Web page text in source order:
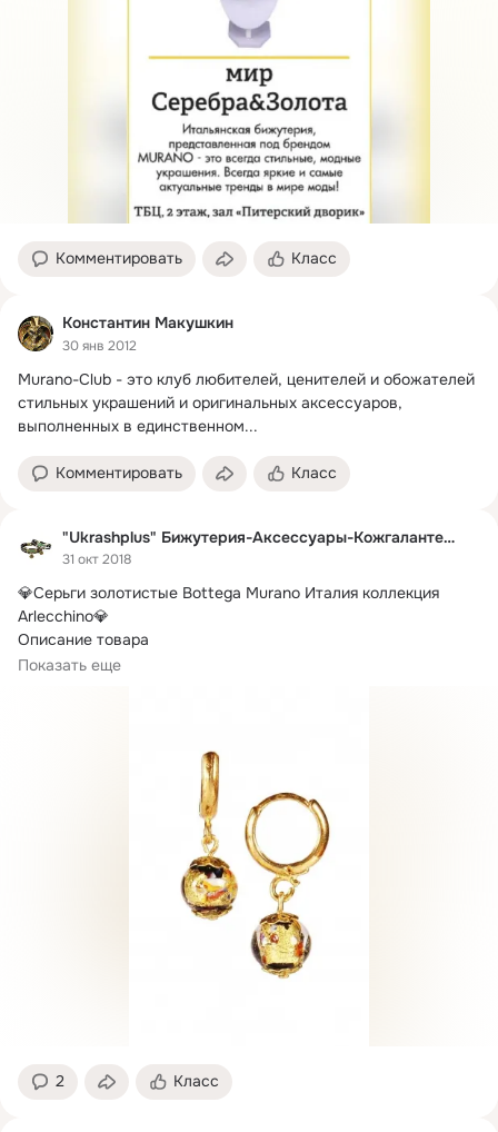
Комментировать Класс
Константин Макушкин
30 янв 2012
Murano-Club - это клуб любителей, ценителей и обожателей
стильных украшений и оригинальных аксессуаров,
выполненных в единственном...
Комментировать Класс
"Ukrashplus" Бижутерия-Аксессуары-Кожгалантерея
31 окт 2018
💎Серьги золотистые Bottega Murano Италия коллекция
Arlecchino💎
Описание товара
Серьги Bottega Murano, коллекция Arlecchino.
Показать еще
2 Класс